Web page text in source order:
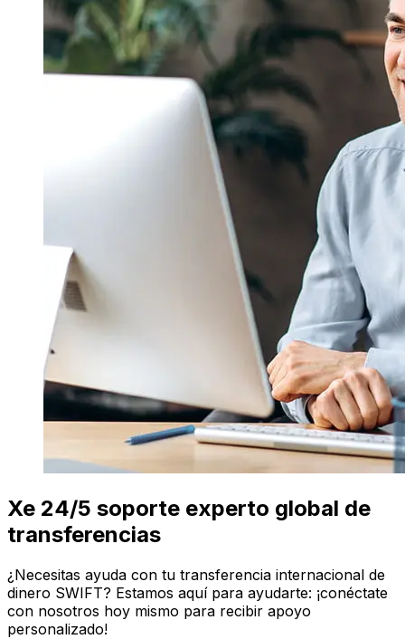
Xe 24/5 soporte experto global de
transferencias
¿Necesitas ayuda con tu transferencia internacional de
dinero SWIFT? Estamos aquí para ayudarte: ¡conéctate
con nosotros hoy mismo para recibir apoyo
personalizado!